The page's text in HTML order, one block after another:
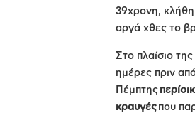
39χρονη,
αργά χθες το
Στο πλαίσιο
ημέρες πριν
Πέμπτης
κραυγές που